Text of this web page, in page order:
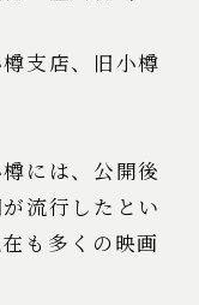
支店、旧小樽
には、公開後
流行したとい
も多くの映画